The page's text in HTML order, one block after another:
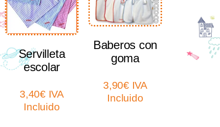
Servilleta
escolar
3,40€ IVA
Incluido
Baberos con
goma
3,90€ IVA
Incluido